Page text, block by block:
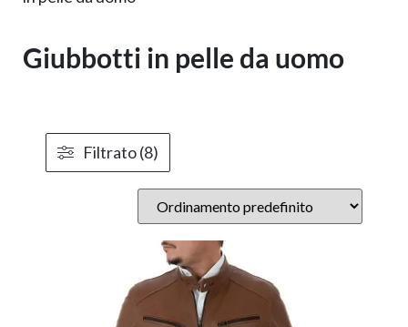
Giubbotti in pelle da uomo
Filtrato (8)